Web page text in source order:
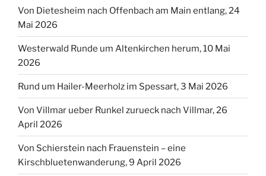
Von Dietesheim nach Offenbach am Main entlang, 24
Mai 2026
Westerwald Runde um Altenkirchen herum, 10 Mai
2026
Rund um Hailer-Meerholz im Spessart, 3 Mai 2026
Von Villmar ueber Runkel zurueck nach Villmar, 26
April 2026
Von Schierstein nach Frauenstein – eine
Kirschbluetenwanderung, 9 April 2026